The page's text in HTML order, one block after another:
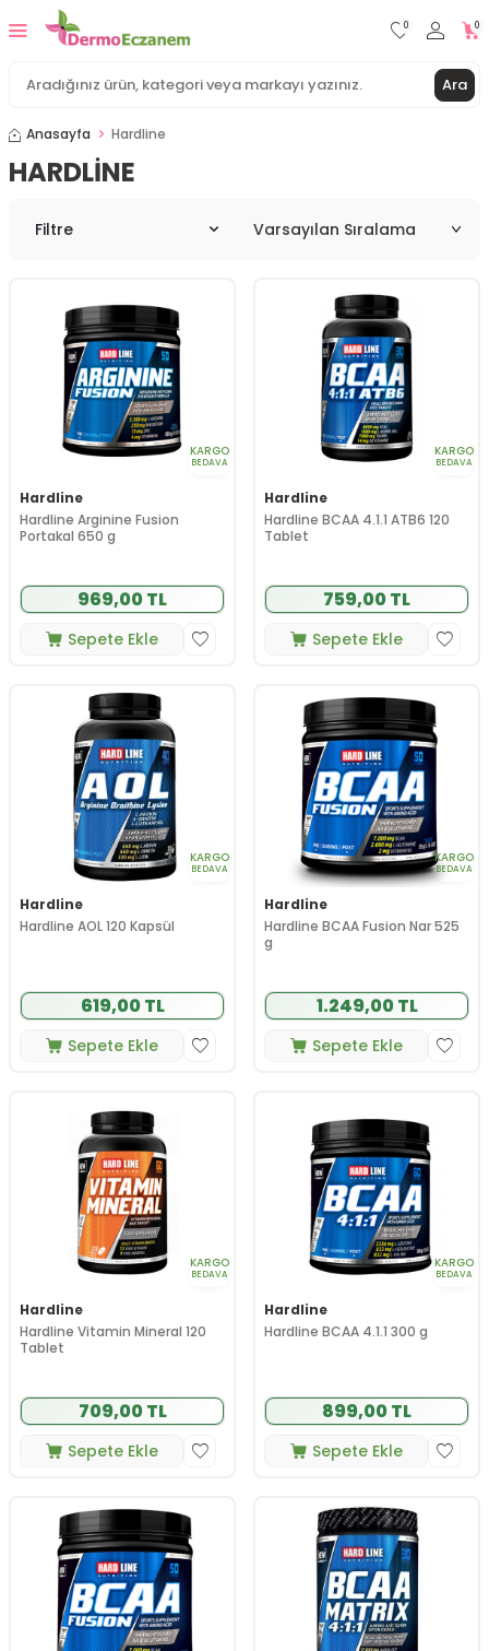
Ara
0 0
Anasayfa Hardline
HARDLINE
Filtre
KARGO
BEDAVA
Hardline
Hardline Arginine Fusion
Portakal 650 g
969,00 TL
Sepete Ekle
KARGO
BEDAVA
Hardline
Hardline BCAA 4.1.1 ATB6 120
Tablet
759,00 TL
Sepete Ekle
KARGO
BEDAVA
Hardline
Hardline AOL 120 Kapsül
619,00 TL
Sepete Ekle
KARGO
BEDAVA
Hardline
Hardline BCAA Fusion Nar 525
g
1.249,00 TL
Sepete Ekle
KARGO
BEDAVA
Hardline
Hardline Vitamin Mineral 120
Tablet
709,00 TL
Sepete Ekle
KARGO
BEDAVA
Hardline
Hardline BCAA 4.1.1 300 g
899,00 TL
Sepete Ekle